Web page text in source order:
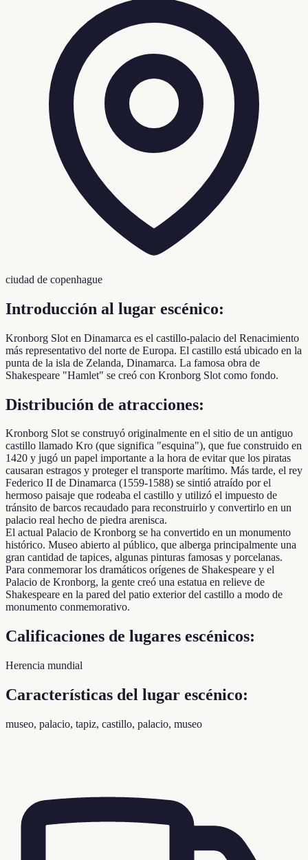
ciudad de copenhague
Introducción al lugar escénico:
Kronborg Slot en Dinamarca es el castillo-palacio del Renacimiento
más representativo del norte de Europa. El castillo está ubicado en la
punta de la isla de Zelanda, Dinamarca. La famosa obra de
Shakespeare "Hamlet" se creó con Kronborg Slot como fondo.
Distribución de atracciones:
Kronborg Slot se construyó originalmente en el sitio de un antiguo
castillo llamado Kro (que significa "esquina"), que fue construido en
1420 y jugó un papel importante a la hora de evitar que los piratas
causaran estragos y proteger el transporte marítimo. Más tarde, el rey
Federico II de Dinamarca (1559-1588) se sintió atraído por el
hermoso paisaje que rodeaba el castillo y utilizó el impuesto de
tránsito de barcos recaudado para reconstruirlo y convertirlo en un
palacio real hecho de piedra arenisca.
El actual Palacio de Kronborg se ha convertido en un monumento
histórico. Museo abierto al público, que alberga principalmente una
gran cantidad de tapices, algunas pinturas famosas y porcelanas.
Para conmemorar los dramáticos orígenes de Shakespeare y el
Palacio de Kronborg, la gente creó una estatua en relieve de
Shakespeare en la pared del patio exterior del castillo a modo de
monumento conmemorativo.
Calificaciones de lugares escénicos:
Herencia mundial
Características del lugar escénico:
museo, palacio, tapiz, castillo, palacio, museo